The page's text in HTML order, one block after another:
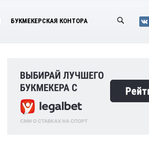
БУКМЕКЕРСКАЯ КОНТОРА